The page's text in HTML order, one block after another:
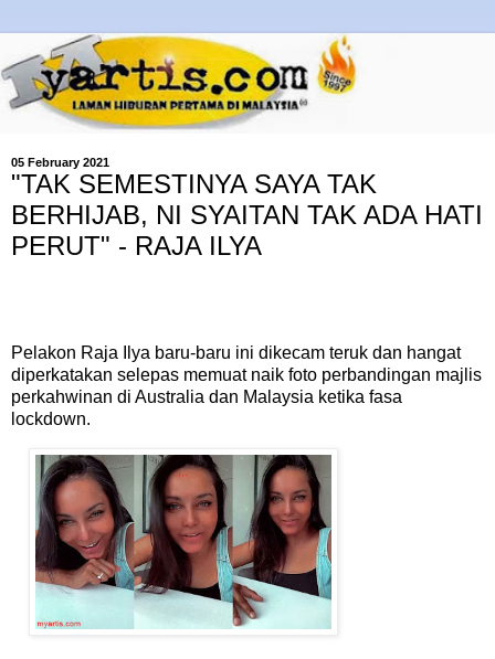
05 February 2021
"TAK SEMESTINYA SAYA TAK
BERHIJAB, NI SYAITAN TAK ADA HATI
PERUT" - RAJA ILYA
Pelakon Raja Ilya baru-baru ini dikecam teruk dan hangat
diperkatakan selepas memuat naik foto perbandingan majlis
perkahwinan di Australia dan Malaysia ketika fasa
lockdown.